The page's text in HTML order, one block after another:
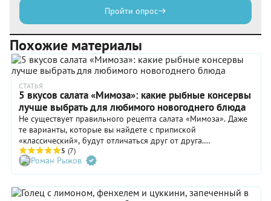
Пройти опрос
Похожие материалы
СТАТЬЯ
5 вкусов салата «Мимоза»: какие рыбные консервы
лучше выбрать для любимого новогоднего блюда
Не существует правильного рецепта салата «Мимоза». Даже
те варианты, которые вы найдете с припиской
«классический», будут отличаться друг от друга.
Удивительная особенность и большой плюс этого
оригинального и простого в приготовлении салата
заключаются в его пластичности, возможности
экспериментировать и получать именно такой вкус, который
больше всего полюбится вам и гостям.
5 (7)
Роман Рыжов